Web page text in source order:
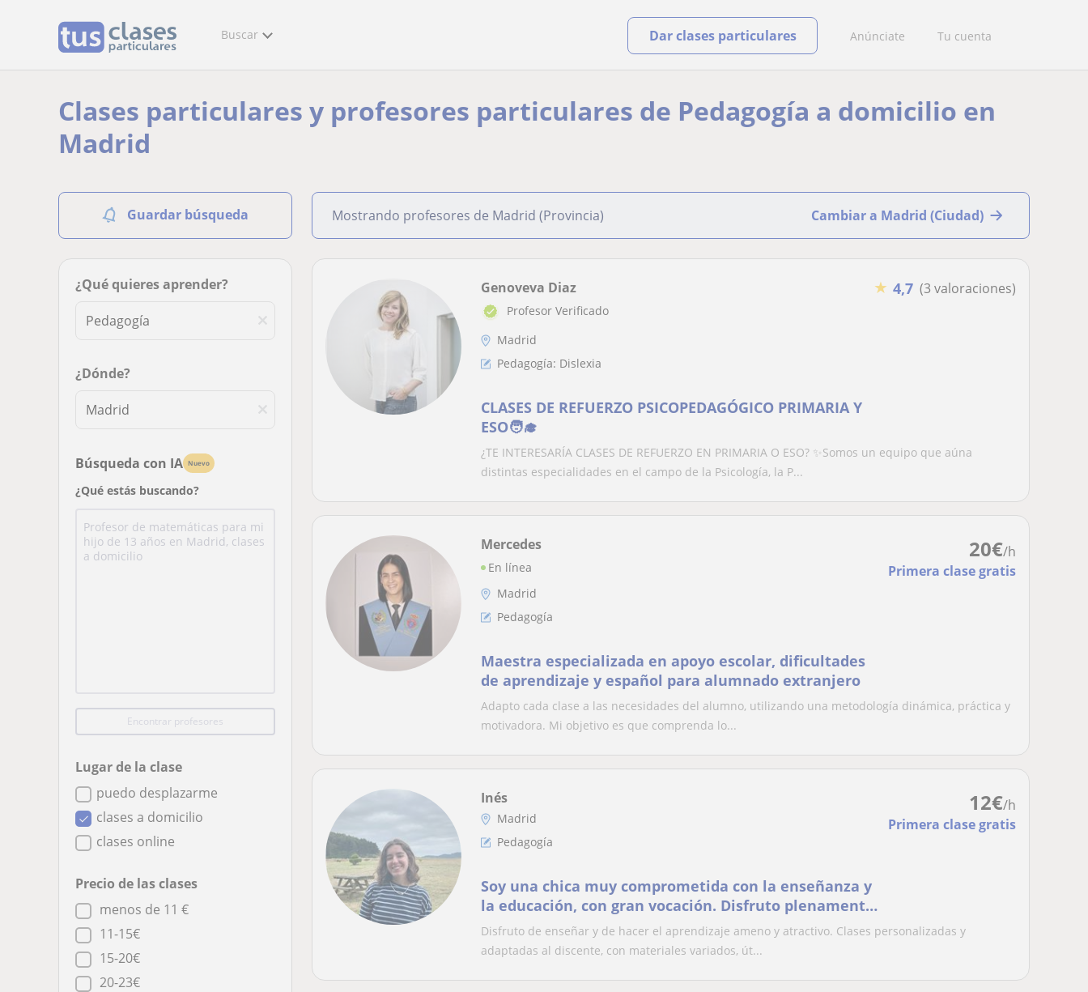
Buscar Anúnciate Tu cuenta
Dar clases particulares
Clases particulares y profesores particulares de Pedagogía a domicilio en
Madrid
Guardar búsqueda
¿Qué quieres aprender?
¿Dónde?
Búsqueda con IA Nuevo
¿Qué estás buscando?
Encontrar profesores
Lugar de la clase
puedo desplazarme
clases a domicilio
clases online
Precio de las clases
menos de 11 €
11-15€
15-20€
20-23€
Mostrando profesores de Madrid (Provincia) Cambiar a Madrid (Ciudad)
★ 4,7 (3 valoraciones)
Genoveva Diaz
Profesor Verificado
Madrid
Pedagogía: Dislexia
CLASES DE REFUERZO PSICOPEDAGÓGICO PRIMARIA Y
ESO🧑‍🎓
¿TE INTERESARÍA CLASES DE REFUERZO EN PRIMARIA O ESO? ✨Somos un equipo que aúna
distintas especialidades en el campo de la Psicología, la P...
20€/h
Primera clase gratis
Mercedes
En línea
Madrid
Pedagogía
Maestra especializada en apoyo escolar, dificultades
de aprendizaje y español para alumnado extranjero
Adapto cada clase a las necesidades del alumno, utilizando una metodología dinámica, práctica y
motivadora. Mi objetivo es que comprenda lo...
12€/h
Primera clase gratis
Inés
Madrid
Pedagogía
Soy una chica muy comprometida con la enseñanza y
la educación, con gran vocación. Disfruto plenamente
de mi trabajo.
Disfruto de enseñar y de hacer el aprendizaje ameno y atractivo. Clases personalizadas y
adaptadas al discente, con materiales variados, út...